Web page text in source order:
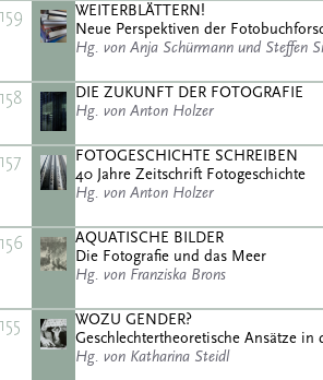
159
WEITERBLÄTTERN!
Neue Perspektiven der
Hg. von Anja Schürmann und Steffen
158
DIE ZUKUNFT DER FOTOGRAFIE
Hg. von Anton Holzer
157
FOTOGESCHICHTE SCHREIBEN
40 Jahre Zeitschrift Fotogeschichte
Hg. von Anton Holzer
156
AQUATISCHE BILDER
Die Fotografie und das Meer
Hg. von Franziska Brons
155
WOZU GENDER?
Geschlechtertheoretische Ansätze in
Hg. von Katharina Steidl